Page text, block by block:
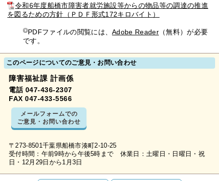
令和6年度船橋市障害者就労施設等からの物品等の調達の推進
を図るための方針（ＰＤＦ形式172キロバイト）
PDFファイルの閲覧には、Adobe Reader （無料）が必要
です。
このページについてのご意見・お問い合わせ
障害福祉課 計画係
電話 047-436-2307
FAX 047-433-5566
メールフォームでの
ご意見・お問い合わせ
〒273-8501千葉県船橋市湊町2-10-25
受付時間：午前9時から午後5時まで 休業日：土曜日・日曜日・祝
日・12月29日から1月3日